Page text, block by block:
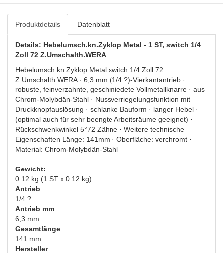
Produktdetails Datenblatt
Details: Hebelumsch.kn.Zyklop Metal - 1 ST, switch 1/4
Zoll 72 Z.Umschalth.WERA
Hebelumsch.kn.Zyklop Metal switch 1/4 Zoll 72
Z.Umschalth.WERA · 6,3 mm (1/4 ?)-Vierkantantrieb ·
robuste, feinverzahnte, geschmiedete Vollmetallknarre · aus
Chrom-Molybdän-Stahl · Nussverriegelungsfunktion mit
Druckknopfauslösung · schlanke Bauform · langer Hebel ·
(optimal auch für sehr beengte Arbeitsräume geeignet) ·
Rückschwenkwinkel 5°72 Zähne · Weitere technische
Eigenschaften Länge: 141mm · Oberfläche: verchromt ·
Material: Chrom-Molybdän-Stahl
Gewicht:
0.12 kg (1 ST x 0.12 kg)
Antrieb
1/4 ?
Antrieb mm
6,3 mm
Gesamtlänge
141 mm
Hersteller